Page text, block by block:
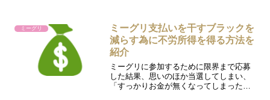
ミーグリ
ミーグリ支払いを干すブラックを
減らす為に不労所得を得る方法を
紹介
ミーグリに参加するために限界まで応募
した結果、思いのほか当選してしまい、
「すっかりお金が無くなってしまった」